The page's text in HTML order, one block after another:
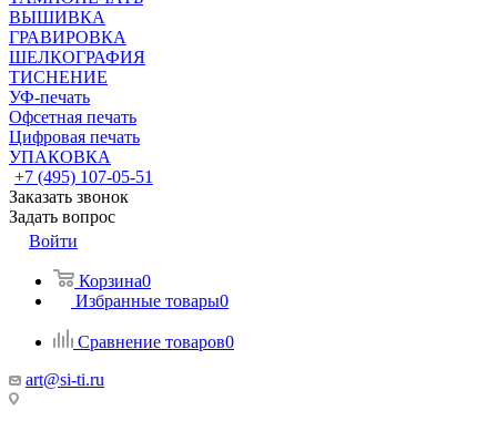
ВЫШИВКА
ГРАВИРОВКА
ШЕЛКОГРАФИЯ
ТИСНЕНИЕ
УФ-печать
Офсетная печать
Цифровая печать
УПАКОВКА
+7 (495) 107-05-51
Заказать звонок
Задать вопрос
Войти
Корзина0
Избранные товары0
Сравнение товаров0
art@si-ti.ru